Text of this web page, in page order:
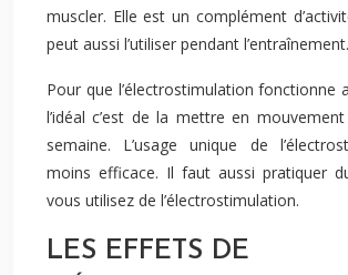
muscler. Elle est un complément
peut aussi l’utiliser pendant l’entraînement.
Pour que l’électrostimulation fonctionne
l’idéal c’est de la mettre en
semaine. L’usage unique de
moins efficace. Il faut aussi pratiquer
vous utilisez de l’électrostimulation.
LES EFFETS DE